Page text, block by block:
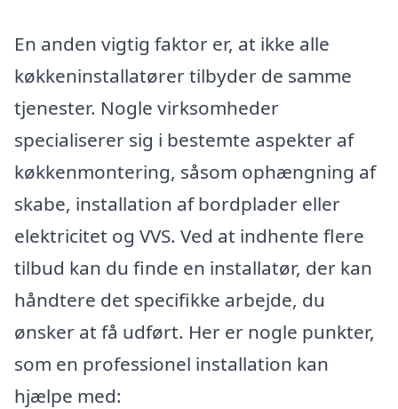
En anden vigtig faktor er, at ikke alle
køkkeninstallatører tilbyder de samme
tjenester. Nogle virksomheder
specialiserer sig i bestemte aspekter af
køkkenmontering, såsom ophængning af
skabe, installation af bordplader eller
elektricitet og VVS. Ved at indhente flere
tilbud kan du finde en installatør, der kan
håndtere det specifikke arbejde, du
ønsker at få udført. Her er nogle punkter,
som en professionel installation kan
hjælpe med: